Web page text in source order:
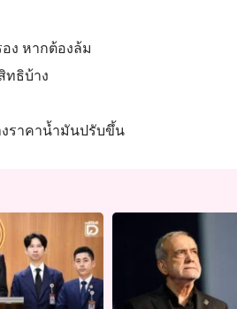
ง หากต้องล้ม
ทธิบ้าง
งราคาน้ำมันปรับขึ้น